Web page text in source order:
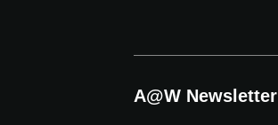
A@W Newsletter